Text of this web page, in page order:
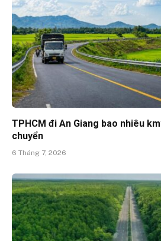
TPHCM đi An Giang bao nhiêu
chuyển
6 Tháng 7, 2026